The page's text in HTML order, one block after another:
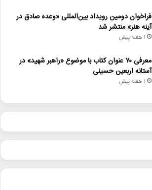
فراخوان دومین رویداد بین‌المللی «وعده صادق در
آینه هنر» منتشر شد
1 هفته پیش
معرفی ۷۰ عنوان کتاب با موضوع «راهبر شهید» در
آستانه اربعین حسینی
1 هفته پیش